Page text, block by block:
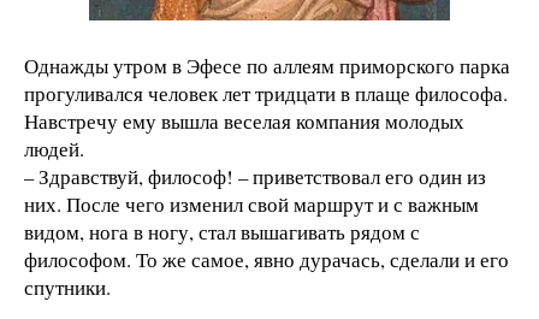
Однажды утром в Эфесе по аллеям приморского парка
прогуливался человек лет тридцати в плаще философа.
Навстречу ему вышла веселая компания молодых
людей.
– Здравствуй, философ! – приветствовал его один из
них. После чего изменил свой маршрут и с важным
видом, нога в ногу, стал вышагивать рядом с
философом. То же самое, явно дурачась, сделали и его
спутники.